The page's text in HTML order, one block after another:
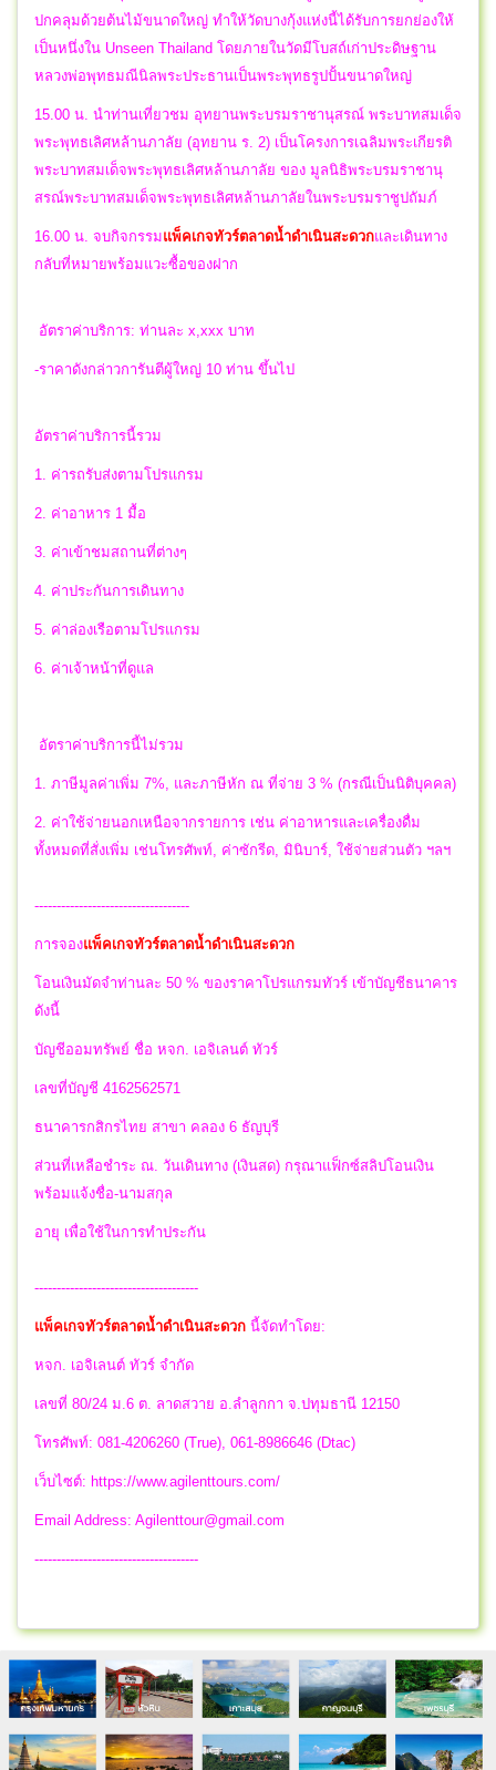
ปกคลุมด้วยต้นไม้ขนาดใหญ่ ทำให้วัดบางกุ้งแห่งนี้ได้รับการยกย่องให้
เป็นหนึ่งใน Unseen Thailand โดยภายในวัดมีโบสถ์เก่าประดิษฐาน
หลวงพ่อพุทธมณีนิลพระประธานเป็นพระพุทธรูปปั้นขนาดใหญ่
15.00 น. นำท่านเที่ยวชม อุทยานพระบรมราชานุสรณ์ พระบาทสมเด็จ
พระพุทธเลิศหล้านภาลัย (อุทยาน ร. 2) เป็นโครงการเฉลิมพระเกียรติ
พระบาทสมเด็จพระพุทธเลิศหล้านภาลัย ของ มูลนิธิพระบรมราชานุ
สรณ์พระบาทสมเด็จพระพุทธเลิศหล้านภาลัยในพระบรมราชูปถัมภ์
16.00 น. จบกิจกรรมแพ็คเกจทัวร์ตลาดน้ำดำเนินสะดวกและเดินทาง
กลับที่หมายพร้อมแวะซื้อของฝาก
อัตราค่าบริการ: ท่านละ x,xxx บาท
-ราคาดังกล่าวการันตีผู้ใหญ่ 10 ท่าน ขึ้นไป
อัตราค่าบริการนี้รวม
1. ค่ารถรับส่งตามโปรแกรม
2. ค่าอาหาร 1 มื้อ
3. ค่าเข้าชมสถานที่ต่างๆ
4. ค่าประกันการเดินทาง
5. ค่าล่องเรือตามโปรแกรม
6. ค่าเจ้าหน้าที่ดูแล
อัตราค่าบริการนี้ไม่รวม
1. ภาษีมูลค่าเพิ่ม 7%, และภาษีหัก ณ ที่จ่าย 3 % (กรณีเป็นนิติบุคคล)
2. ค่าใช้จ่ายนอกเหนือจากรายการ เช่น ค่าอาหารและเครื่องดื่ม
ทั้งหมดที่สั่งเพิ่ม เช่นโทรศัพท์, ค่าซักรีด, มินิบาร์, ใช้จ่ายส่วนตัว ฯลฯ
-----------------------------------
การจองแพ็คเกจทัวร์ตลาดน้ำดำเนินสะดวก
โอนเงินมัดจำท่านละ 50 % ของราคาโปรแกรมทัวร์ เข้าบัญชีธนาคาร
ดังนี้
บัญชีออมทรัพย์ ชื่อ หจก. เอจิเลนต์ ทัวร์
เลขที่บัญชี 4162562571
ธนาคารกสิกรไทย สาขา คลอง 6 ธัญบุรี
ส่วนที่เหลือชำระ ณ. วันเดินทาง (เงินสด) กรุณาแฟ็กซ์สลิปโอนเงิน
พร้อมแจ้งชื่อ-นามสกุล
อายุ เพื่อใช้ในการทำประกัน
-------------------------------------
แพ็คเกจทัวร์ตลาดน้ำดำเนินสะดวก นี้จัดทำโดย:
หจก. เอจิเลนต์ ทัวร์ จำกัด
เลขที่ 80/24 ม.6 ต. ลาดสวาย อ.ลำลูกกา จ.ปทุมธานี 12150
โทรศัพท์: 081-4206260 (True), 061-8986646 (Dtac)
เว็บไซต์: https://www.agilenttours.com/
Email Address: Agilenttour@gmail.com
-------------------------------------